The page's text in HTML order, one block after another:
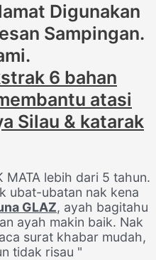
Digunakan
Sampingan.
6 bahan
atasi
Silau & katarak
MATA lebih dari 5 tahun.
ubat-ubatan nak kena
GLAZ, ayah bagitahu
ayah makin baik. Nak
surat khabar mudah,
tidak risau "